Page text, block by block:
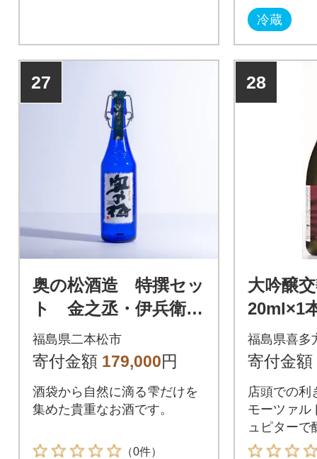
冷蔵
27
奥の松酒造 特撰セッ
ト 金之丞・伊兵衛
720ml×各3本
福島県二本松市
寄付金額 179,000円
酒袋から自然に滴る雫だけを
集めた貴重なお酒です。
（0件）
28
大吟醸
20ml×1
福島県喜多
寄付金額
店頭での利
モーツァル
ュピターで